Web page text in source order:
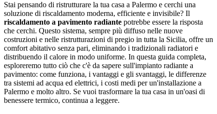
Stai pensando di ristrutturare la tua casa a Palermo e cerchi una
soluzione di riscaldamento moderna, efficiente e invisibile? Il
riscaldamento a pavimento radiante potrebbe essere la risposta
che cerchi. Questo sistema, sempre più diffuso nelle nuove
costruzioni e nelle ristrutturazioni di pregio in tutta la Sicilia, offre un
comfort abitativo senza pari, eliminando i tradizionali radiatori e
distribuendo il calore in modo uniforme. In questa guida completa,
esploreremo tutto ciò che c'è da sapere sull'impianto radiante a
pavimento: come funziona, i vantaggi e gli svantaggi, le differenze
tra sistemi ad acqua ed elettrici, i costi medi per un'installazione a
Palermo e molto altro. Se vuoi trasformare la tua casa in un'oasi di
benessere termico, continua a leggere.